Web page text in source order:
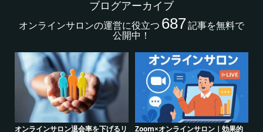
ブログアーカイブ
オンラインサロンの運営に役立つ 687記事を無料で
公開中！
クリエイター系オンラインサロンの グルメ系オンラインサロンで密かな